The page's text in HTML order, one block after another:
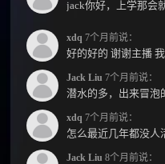
xdq 7个月前说：
Jack Liu 7个月前说：
xdq 7个月前说：
Jack Liu 8个月前说：